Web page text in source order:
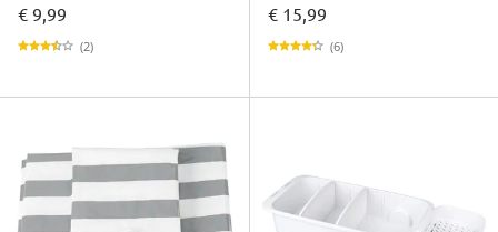
€ 9,99
(2)
€ 15,99
(6)